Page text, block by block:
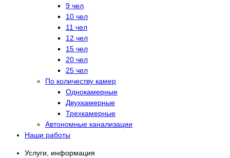
9 чел
10 чел
11 чел
12 чел
15 чел
20 чел
25 чел
По количеству камер
Однокамерные
Двухкамерные
Трехкамерные
Автономные канализации
Наши работы
Услуги, информация